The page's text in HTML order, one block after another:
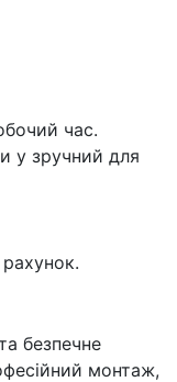
час.
у зручний для
безпечне
монтаж,